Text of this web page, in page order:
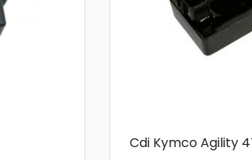
Cdi Kymco Agility